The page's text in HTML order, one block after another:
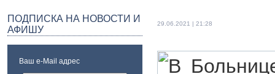
ПОДПИСКА НА НОВОСТИ И
АФИШУ
Ваш e-Mail адрес
29.06.2021 | 21:28